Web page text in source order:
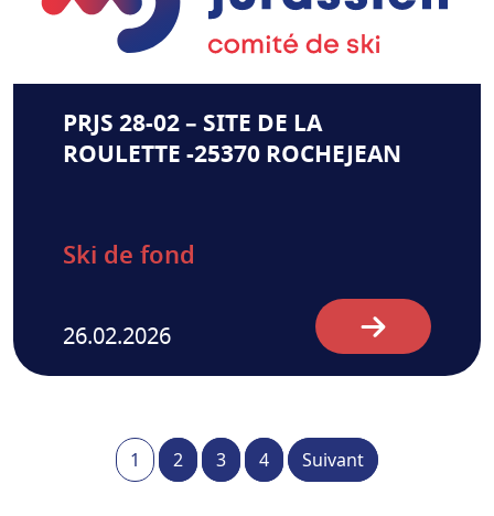
PRJS 28-02 – SITE DE LA
ROULETTE -25370 ROCHEJEAN
Ski de fond
26.02.2026
1 2 3 4 Suivant